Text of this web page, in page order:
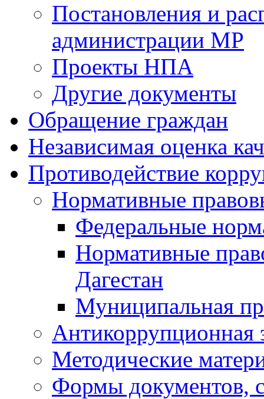
Постановления и
администрации МР
Проекты НПА
Другие документы
Обращение граждан
Независимая оценка
Противодействие
Нормативные
Федеральные
Нормативные
Дагестан
Муниципальная
Антикоррупционная
Методические
Формы документов,